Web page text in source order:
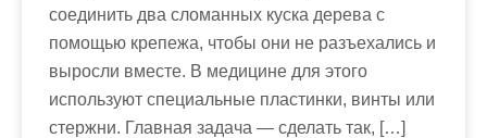
соединить два сломанных куска дерева с
помощью крепежа, чтобы они не разъехались и
выросли вместе. В медицине для этого
используют специальные пластинки, винты или
стержни. Главная задача — сделать так, […]